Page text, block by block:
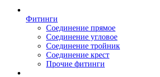
Фитинги
Соединение прямое
Соединение угловое
Соединение тройник
Соединение крест
Прочие фитинги